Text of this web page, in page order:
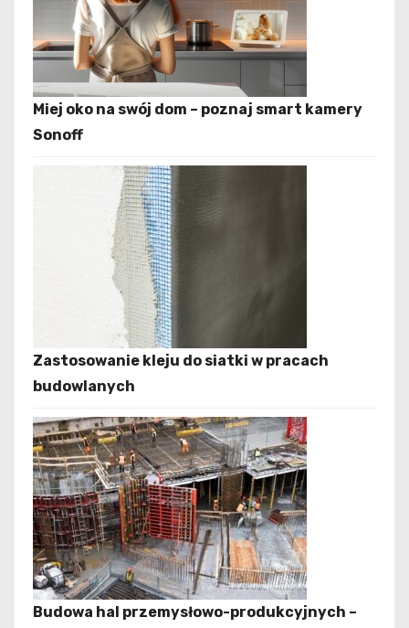
Miej oko na swój dom – poznaj smart kamery
Sonoff
Zastosowanie kleju do siatki w pracach
budowlanych
Budowa hal przemysłowo-produkcyjnych –